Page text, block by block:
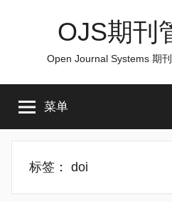
OJS期刊
Open Journal Systems 期
菜单
标签： doi